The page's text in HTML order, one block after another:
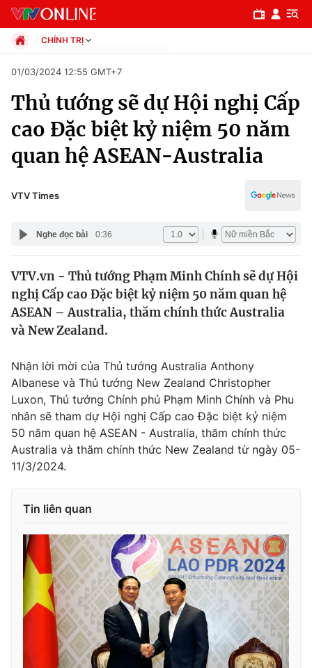
Chuyên mục
Chính trị
Thế giới
Tin tức
Câu chuyện quốc tế
Tài chính
Thị trường
Góc doanh nghiệp
Dữ liệu và đời sống
Truyền hình
Phim VTV
Nhân vật
Khán giả
Giải sao mai
Giải trí
Sao
Đời sống
Du lịch
Làm đẹp
Chất lượng cuộc sống
Giáo dục
Tuyển sinh
Học trực tuyến
Công nghệ
Hitech Công nghệ tương lai
Sản phẩm
Giao lưu trực tuyến
Lịch phát sóng
CHÍNH TRỊ
Xã hội
Pháp luật
Thể thao
Truyền hình
Văn hóa - Giải trí
Giáo dục
01/03/2024 12:55 GMT+7
Thủ tướng sẽ dự Hội nghị Cấp
cao Đặc biệt kỷ niệm 50 năm
quan hệ ASEAN-Australia
VTV Times
Nghe đọc bài 0:36
VTV.vn - Thủ tướng Phạm Minh Chính sẽ dự Hội
nghị Cấp cao Đặc biệt kỷ niệm 50 năm quan hệ
ASEAN – Australia, thăm chính thức Australia
và New Zealand.
Nhận lời mời của Thủ tướng Australia Anthony
Albanese và Thủ tướng New Zealand Christopher
Luxon, Thủ tướng Chính phủ Phạm Minh Chính và Phu
nhân sẽ tham dự Hội nghị Cấp cao Đặc biệt kỷ niệm
50 năm quan hệ ASEAN - Australia, thăm chính thức
Australia và thăm chính thức New Zealand từ ngày 05-
11/3/2024.
Tin liên quan